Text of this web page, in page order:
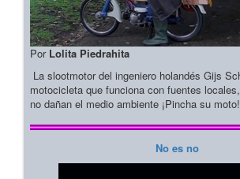
Por Lolita Piedrahita
La slootmotor del ingeniero holandés Gijs
motocicleta que funciona con fuentes
no dañan el medio ambiente ¡Pincha su moto!
No es no